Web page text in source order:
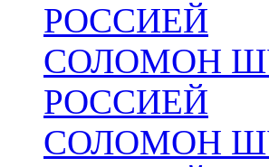
РОССИЕЙ
СОЛОМОН
РОССИЕЙ
СОЛОМОН